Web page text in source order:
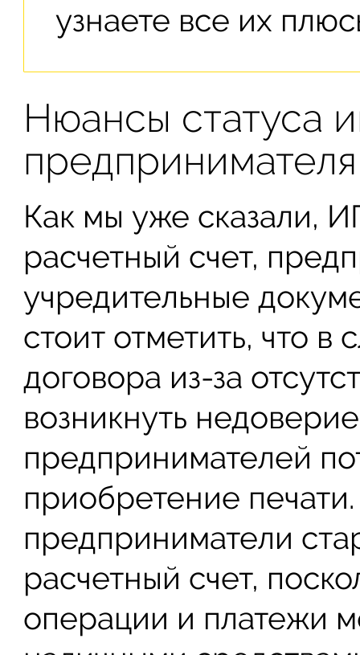
узнаете все их
Нюансы статуса
предпринимателя
Как мы уже сказали,
расчетный счет,
учредительные
стоит отметить, что в
договора из-за
возникнуть
предпринимателей
приобретение
предприниматели
расчетный счет,
операции и платежи